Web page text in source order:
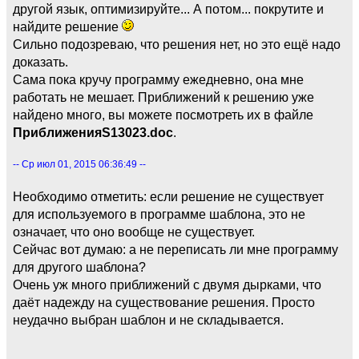
другой язык, оптимизируйте... А потом... покрутите и
найдите решение
Сильно подозреваю, что решения нет, но это ещё надо
доказать.
Сама пока кручу программу ежедневно, она мне
работать не мешает. Приближений к решению уже
найдено много, вы можете посмотреть их в файле
ПриближенияS13023.doc.
-- Ср июл 01, 2015 06:36:49 --
Необходимо отметить: если решение не существует
для используемого в программе шаблона, это не
означает, что оно вообще не существует.
Сейчас вот думаю: а не переписать ли мне программу
для другого шаблона?
Очень уж много приближений с двумя дырками, что
даёт надежду на существование решения. Просто
неудачно выбран шаблон и не складывается.